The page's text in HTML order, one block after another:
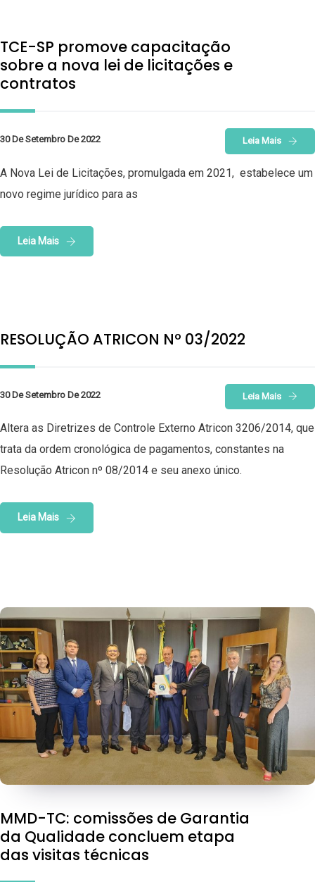
TCE-SP promove capacitação
sobre a nova lei de licitações e
contratos
30 De Setembro De 2022 Leia Mais
A Nova Lei de Licitações, promulgada em 2021, estabelece um
novo regime jurídico para as
Leia Mais
RESOLUÇÃO ATRICON Nº 03/2022
30 De Setembro De 2022 Leia Mais
Altera as Diretrizes de Controle Externo Atricon 3206/2014, que
trata da ordem cronológica de pagamentos, constantes na
Resolução Atricon nº 08/2014 e seu anexo único.
Leia Mais
MMD-TC: comissões de Garantia
da Qualidade concluem etapa
das visitas técnicas